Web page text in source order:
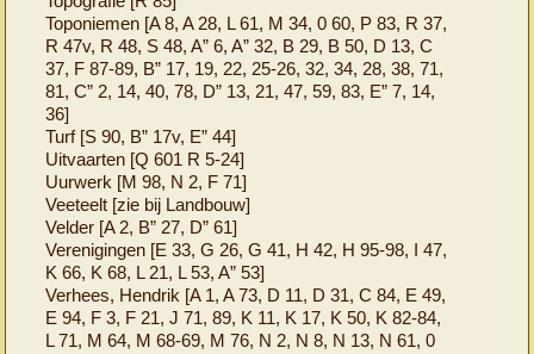
Toponiemen [A 8, A 28, L 61, M 34, 0 60, P 83, R 37,
R 47v, R 48, S 48, A” 6, A” 32, B 29, B 50, D 13, C
37, F 87-89, B” 17, 19, 22, 25-26, 32, 34, 28, 38, 71,
81, C” 2, 14, 40, 78, D” 13, 21, 47, 59, 83, E” 7, 14,
36]
Turf [S 90, B” 17v, E” 44]
Uitvaarten [Q 601 R 5-24]
Uurwerk [M 98, N 2, F 71]
Veeteelt [zie bij Landbouw]
Velder [A 2, B” 27, D” 61]
Verenigingen [E 33, G 26, G 41, H 42, H 95-98, I 47,
K 66, K 68, L 21, L 53, A” 53]
Verhees, Hendrik [A 1, A 73, D 11, D 31, C 84, E 49,
E 94, F 3, F 21, J 71, 89, K 11, K 17, K 50, K 82-84,
L 71, M 64, M 68-69, M 76, N 2, N 8, N 13, N 61, 0